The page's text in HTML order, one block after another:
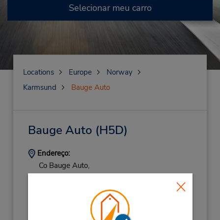
Selecionar meu carro
Locations Europe
Norway
Karmsund
Bauge Auto
Bauge Auto (H5D)
Endereço:
Co Bauge Auto,
Horário de funcionamento: